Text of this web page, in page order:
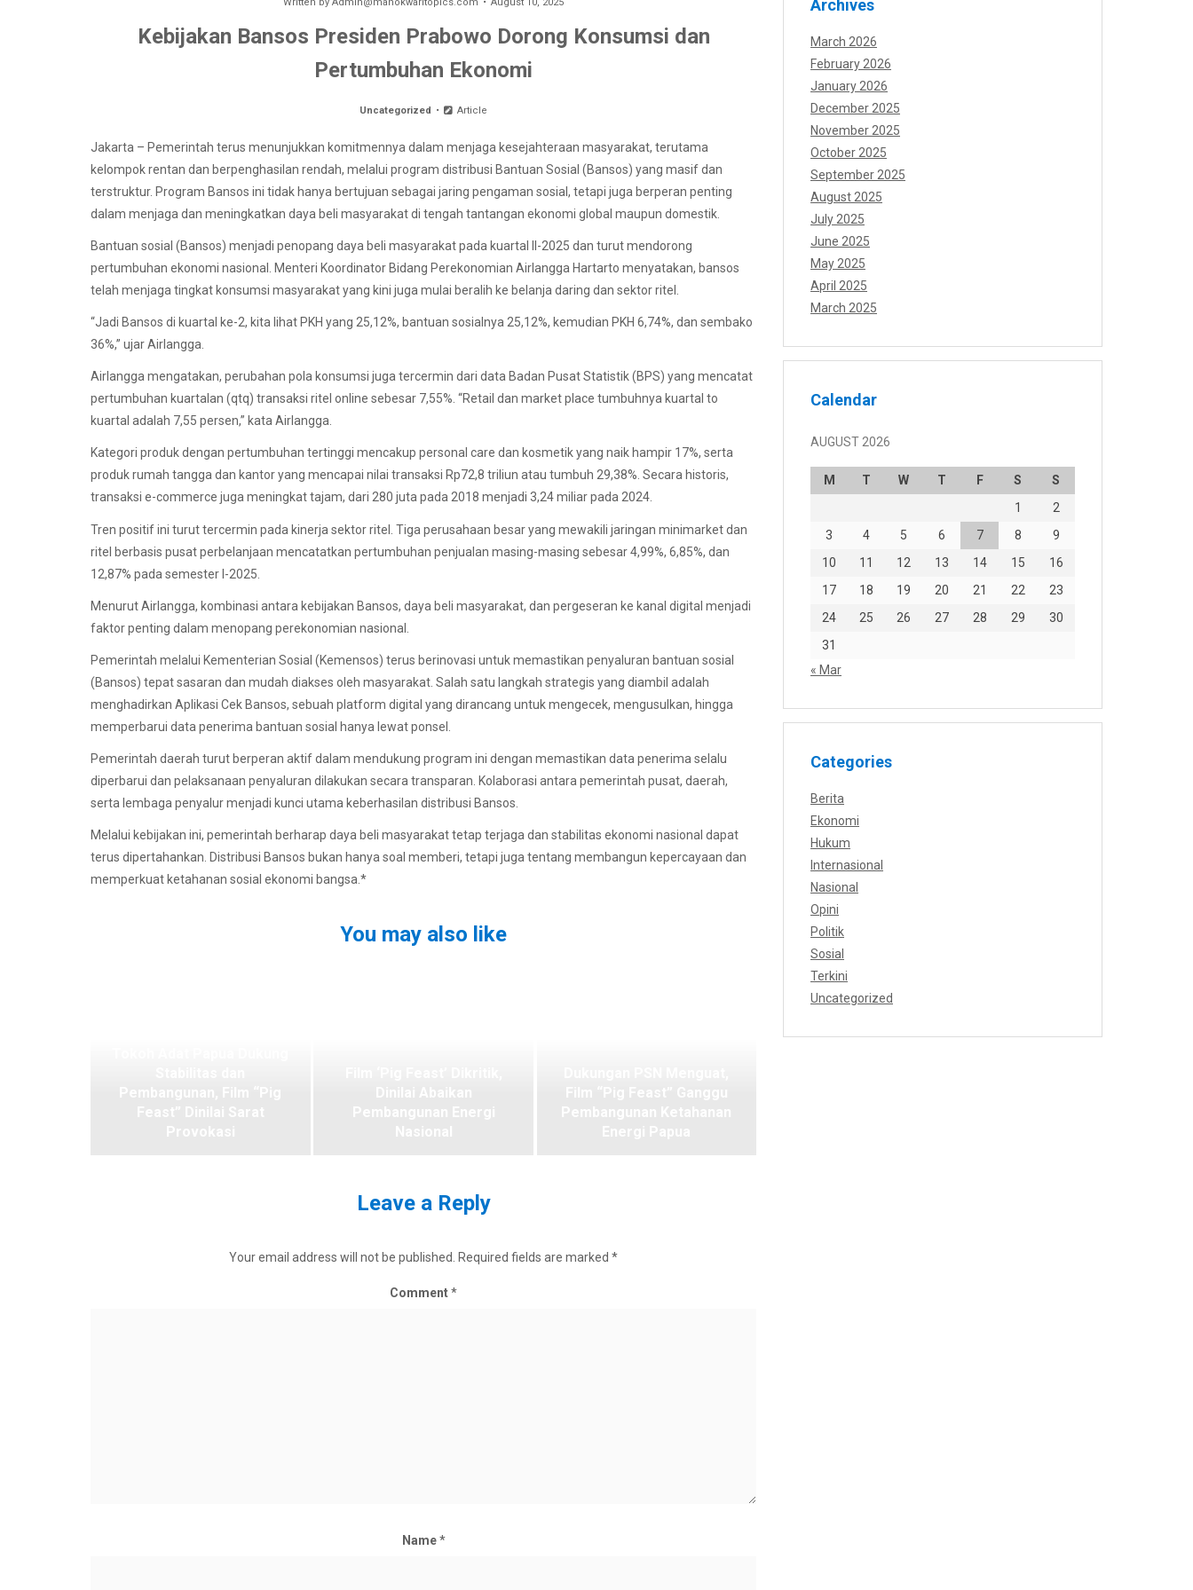
Kebijakan Bansos Presiden Prabowo Dorong Konsumsi dan
Pertumbuhan Ekonomi
Uncategorized Article
Jakarta – Pemerintah terus menunjukkan komitmennya dalam menjaga kesejahteraan masyarakat, terutama
kelompok rentan dan berpenghasilan rendah, melalui program distribusi Bantuan Sosial (Bansos) yang masif dan
terstruktur. Program Bansos ini tidak hanya bertujuan sebagai jaring pengaman sosial, tetapi juga berperan penting
dalam menjaga dan meningkatkan daya beli masyarakat di tengah tantangan ekonomi global maupun domestik.
Bantuan sosial (Bansos) menjadi penopang daya beli masyarakat pada kuartal II-2025 dan turut mendorong
pertumbuhan ekonomi nasional. Menteri Koordinator Bidang Perekonomian Airlangga Hartarto menyatakan, bansos
telah menjaga tingkat konsumsi masyarakat yang kini juga mulai beralih ke belanja daring dan sektor ritel.
“Jadi Bansos di kuartal ke-2, kita lihat PKH yang 25,12%, bantuan sosialnya 25,12%, kemudian PKH 6,74%, dan sembako
36%,” ujar Airlangga.
Airlangga mengatakan, perubahan pola konsumsi juga tercermin dari data Badan Pusat Statistik (BPS) yang mencatat
pertumbuhan kuartalan (qtq) transaksi ritel online sebesar 7,55%. “Retail dan market place tumbuhnya kuartal to
kuartal adalah 7,55 persen,” kata Airlangga.
Kategori produk dengan pertumbuhan tertinggi mencakup personal care dan kosmetik yang naik hampir 17%, serta
produk rumah tangga dan kantor yang mencapai nilai transaksi Rp72,8 triliun atau tumbuh 29,38%. Secara historis,
transaksi e-commerce juga meningkat tajam, dari 280 juta pada 2018 menjadi 3,24 miliar pada 2024.
Tren positif ini turut tercermin pada kinerja sektor ritel. Tiga perusahaan besar yang mewakili jaringan minimarket dan
ritel berbasis pusat perbelanjaan mencatatkan pertumbuhan penjualan masing-masing sebesar 4,99%, 6,85%, dan
12,87% pada semester I-2025.
Menurut Airlangga, kombinasi antara kebijakan Bansos, daya beli masyarakat, dan pergeseran ke kanal digital menjadi
faktor penting dalam menopang perekonomian nasional.
Pemerintah melalui Kementerian Sosial (Kemensos) terus berinovasi untuk memastikan penyaluran bantuan sosial
(Bansos) tepat sasaran dan mudah diakses oleh masyarakat. Salah satu langkah strategis yang diambil adalah
menghadirkan Aplikasi Cek Bansos, sebuah platform digital yang dirancang untuk mengecek, mengusulkan, hingga
memperbarui data penerima bantuan sosial hanya lewat ponsel.
Pemerintah daerah turut berperan aktif dalam mendukung program ini dengan memastikan data penerima selalu
diperbarui dan pelaksanaan penyaluran dilakukan secara transparan. Kolaborasi antara pemerintah pusat, daerah,
serta lembaga penyalur menjadi kunci utama keberhasilan distribusi Bansos.
Melalui kebijakan ini, pemerintah berharap daya beli masyarakat tetap terjaga dan stabilitas ekonomi nasional dapat
terus dipertahankan. Distribusi Bansos bukan hanya soal memberi, tetapi juga tentang membangun kepercayaan dan
memperkuat ketahanan sosial ekonomi bangsa.*
You may also like
Leave a Reply
Your email address will not be published. Required fields are marked *
Comment*
Name*
Archives
March 2026
February 2026
January 2026
December 2025
November 2025
October 2025
September 2025
August 2025
July 2025
June 2025
May 2025
April 2025
March 2025
Calendar
AUGUST 2026
M T W T F S
S
1
2
3
4 5 6 7 8
9
10
11 12 13 14 15
16
17
18 19 20 21 22
23
24
25 26 27 28 29
30
31
« Mar
Categories
Berita
Ekonomi
Hukum
Internasional
Nasional
Opini
Politik
Sosial
Terkini
Uncategorized